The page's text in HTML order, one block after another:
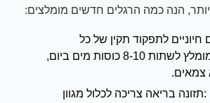
הנה כמה הרגלים חדשים מומלצים:
לתפקוד תקין של כל
מערכות הגוף. מומלץ לשתות 8-10 כוסות מים ביום,
:תזונה בריאה צריכה לכלול מגוון